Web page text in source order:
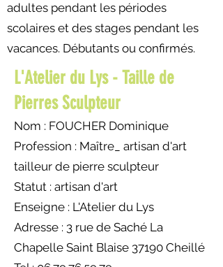
adultes pendant les périodes
scolaires et des stages pendant les
vacances. Débutants ou confirmés.
L'Atelier du Lys -Taille de
Pierres Sculpteur
Nom : FOUCHER Dominique
Profession : Maître_ artisan d'art
tailleur de pierre sculpteur
Statut : artisan d'art
Enseigne : L'Atelier du Lys
Adresse : 3 rue de Saché La
Chapelle Saint Blaise 37190 Cheillé